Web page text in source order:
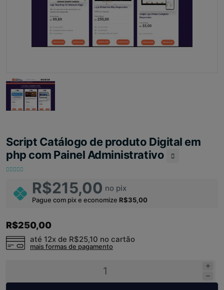
Script Catálogo de produto Digital em
php com Painel Administrativo
R$215,00 no pix
Pague com pix e economize R$35,00
R$250,00
até 12x de R$25,10 no cartão
mais formas de pagamento